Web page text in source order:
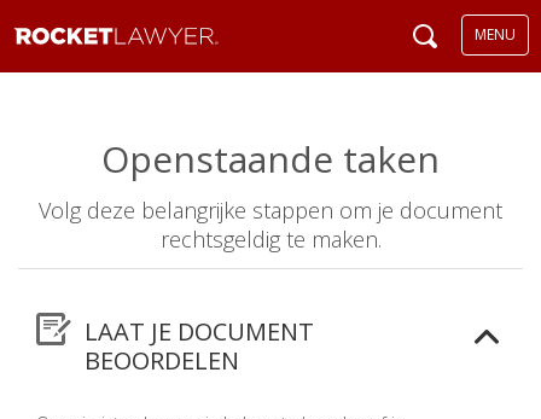
MENU
Openstaande taken
Volg deze belangrijke stappen om je document
rechtsgeldig te maken.
LAAT JE DOCUMENT
BEOORDELEN